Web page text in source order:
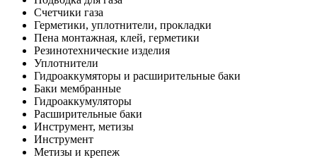
Счетчики газа
Герметики, уплотнители, прокладки
Пена монтажная, клей, герметики
Резинотехнические изделия
Уплотнители
Гидроаккумяторы и расширительные баки
Баки мембранные
Гидроаккумуляторы
Расширительные баки
Инструмент, метизы
Инструмент
Метизы и крепеж